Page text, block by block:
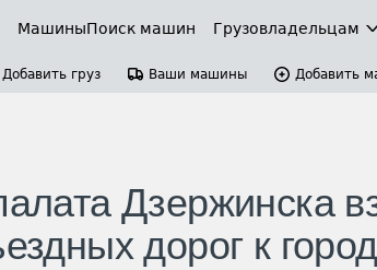
МашиныПоиск машин Грузовладельцам
Добавить груз Ваши машины Добавить
Дзержинска
дорог к